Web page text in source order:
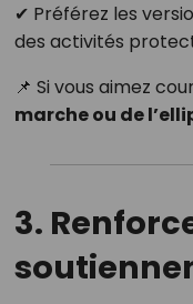
✔ Préférez les
des activités
📌 Si vous aimez
marche ou de
3.